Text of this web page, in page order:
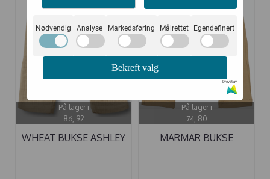
På lager i
86, 92
WHEAT BUKSE ASHLEY
På lager i
74, 80
MARMAR BUKSE
Nødvendig Analyse Markedsføring Målrettet Egendefinert
Bekreft valg
Drevet av